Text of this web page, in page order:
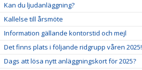
Kan du ljudanläggning?
Kallelse till årsmöte
Information gällande kontorstid och mejl
Det finns plats i följande ridgrupp våren 2025!
Dags att lösa nytt anläggningskort för 2025?